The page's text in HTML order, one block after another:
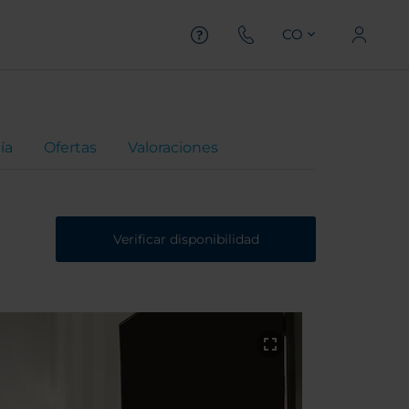
CO
Ofertas Valoraciones
Verificar disponibilidad